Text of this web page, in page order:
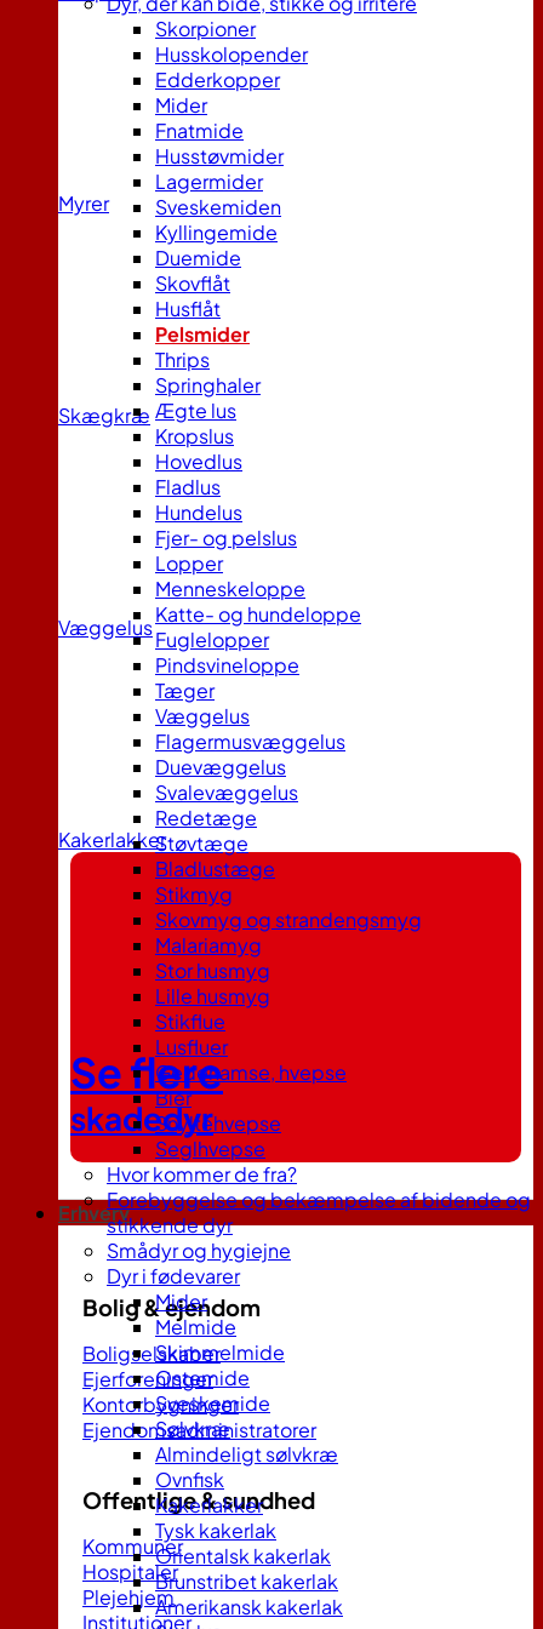
Myrer
Skægkræ
Væggelus
Kakerlakker
Se flere
skadedyr
Erhverv
Bolig & ejendom
Boligselskaber
Ejerforeninger
Kontorbygninger
Ejendomsadministratorer
Offentlige & sundhed
Kommuner
Hospitaler
Plejehjem
Institutioner
Skorpioner
Husskolopender
Edderkopper
Mider
Fnatmide
Husstøvmider
Lagermider
Sveskemiden
Kyllingemide
Duemide
Skovflåt
Husflåt
Pelsmider
Thrips
Springhaler
Ægte lus
Kropslus
Hovedlus
Fladlus
Hundelus
Fjer- og pelslus
Lopper
Menneskeloppe
Katte- og hundeloppe
Fuglelopper
Pindsvineloppe
Tæger
Væggelus
Flagermusvæggelus
Duevæggelus
Svalevæggelus
Redetæge
Støvtæge
Bladlustæge
Stikmyg
Skovmyg og strandengsmyg
Malariamyg
Stor husmyg
Lille husmyg
Stikflue
Lusfluer
Gedehamse, hvepse
Bier
Snyltehvepse
Seglhvepse
Hvor kommer de fra?
Forebyggelse og bekæmpelse af bidende og
stikkende dyr
Smådyr og hygiejne
Dyr i fødevarer
Mider
Melmide
Skimmelmide
Ostemide
Sveskemide
Sølvkræ
Almindeligt sølvkræ
Ovnfisk
Kakerlakker
Tysk kakerlak
Orientalsk kakerlak
Brunstribet kakerlak
Amerikansk kakerlak